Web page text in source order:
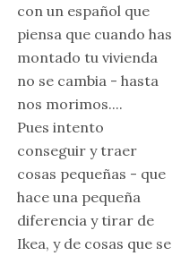
con un español que
piensa que cuando has
montado tu vivienda
no se cambia - hasta
nos morimos....
Pues intento
conseguir y traer
cosas pequeñas - que
hace una pequeña
diferencia y tirar de
Ikea, y de cosas que se